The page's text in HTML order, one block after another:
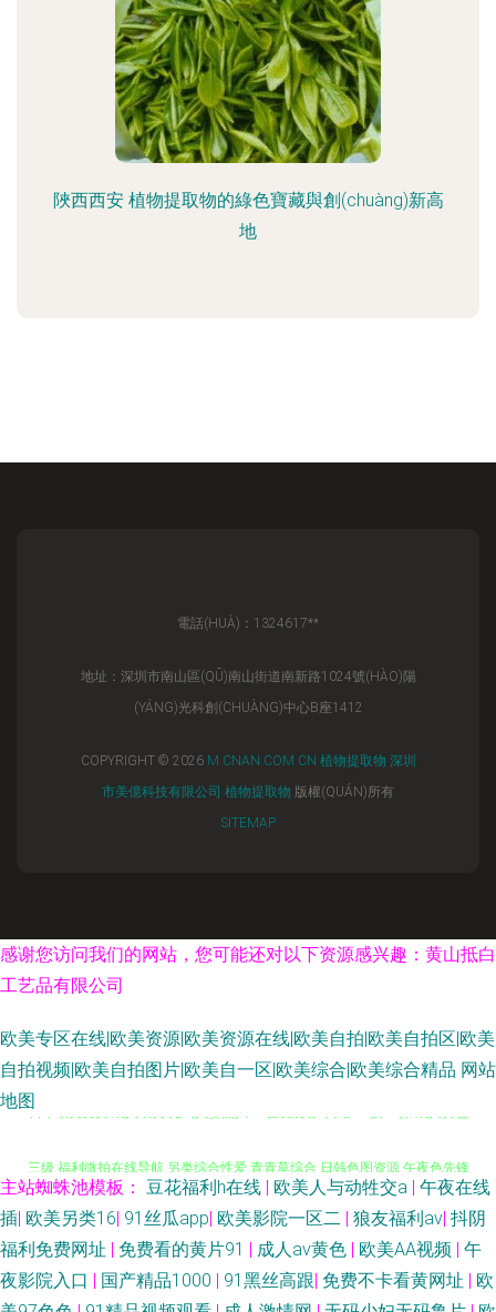
陜西西安 植物提取物的綠色寶藏與創(chuàng)新高
地
電話(HUÀ)：1324617**
地址：深圳市南山區(QŪ)南山街道南新路1024號(HÀO)陽
(YÁNG)光科創(CHUÀNG)中心B座1412
COPYRIGHT © 2026 M.CNAN.COM.CN 植物提取物 深圳
市美億科技有限公司 植物提取物 版權(QUÁN)所有
SITEMAP
感谢您访问我们的网站，您可能还对以下资源感兴趣：黄山抵白
工艺品有限公司
欧美专区在线|欧美资源|欧美资源在线|欧美自拍|欧美自拍区|欧美
自拍视频|欧美自拍图片|欧美自一区|欧美综合|欧美综合精品 网站
地图日本欧美另类 成人欧美 无码人妻熟妇av 在线观看a网站 99摸99操 成人黄色
三级 福利微拍在线导航 另类综合性爱 青青草综合 日韩色图资源 午夜色先锋
91丝袜网站 成人五区 国产高清在线 伦理片视频污污 日韩干逼网 午夜剧场成
人网 亚洲欧洲成人另类 av福利网址 国内成人在线AⅤ 久草香蕉y 美女搞黄免
主站蜘蛛池模板： 豆花福利h在线 | 欧美人与动牲交a | 午夜在线
插| 欧美另类16| 91丝瓜app| 欧美影院一区二 | 狼友福利av| 抖阴
福利免费网址 | 免费看的黄片91 | 成人av黄色 | 欧美AA视频 | 午
夜影院入口 | 国产精品1000 | 91黑丝高跟| 免费不卡看黄网址 | 欧